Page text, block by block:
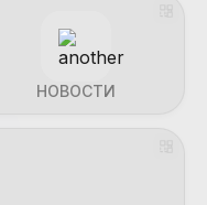
НОВОСТИ